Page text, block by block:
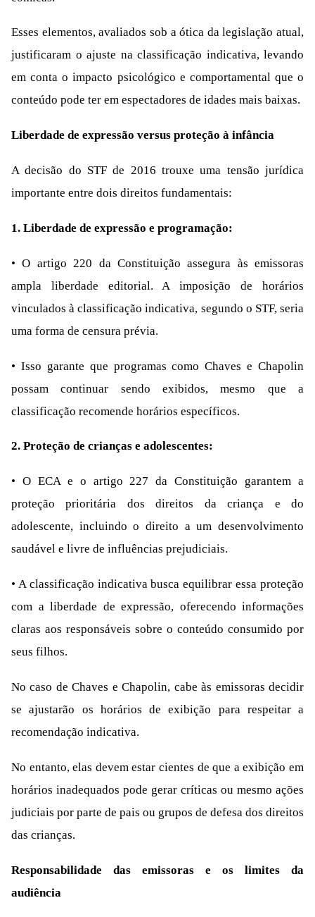
Esses elementos, avaliados sob a ótica da legislação atual,
justificaram o ajuste na classificação indicativa, levando
em conta o impacto psicológico e comportamental que o
conteúdo pode ter em espectadores de idades mais baixas.
Liberdade de expressão versus proteção à infância
A decisão do STF de 2016 trouxe uma tensão jurídica
importante entre dois direitos fundamentais:
1. Liberdade de expressão e programação:
• O artigo 220 da Constituição assegura às emissoras
ampla liberdade editorial. A imposição de horários
vinculados à classificação indicativa, segundo o STF, seria
uma forma de censura prévia.
• Isso garante que programas como Chaves e Chapolin
possam continuar sendo exibidos, mesmo que a
classificação recomende horários específicos.
2. Proteção de crianças e adolescentes:
• O ECA e o artigo 227 da Constituição garantem a
proteção prioritária dos direitos da criança e do
adolescente, incluindo o direito a um desenvolvimento
saudável e livre de influências prejudiciais.
• A classificação indicativa busca equilibrar essa proteção
com a liberdade de expressão, oferecendo informações
claras aos responsáveis sobre o conteúdo consumido por
seus filhos.
No caso de Chaves e Chapolin, cabe às emissoras decidir
se ajustarão os horários de exibição para respeitar a
recomendação indicativa.
No entanto, elas devem estar cientes de que a exibição em
horários inadequados pode gerar críticas ou mesmo ações
judiciais por parte de pais ou grupos de defesa dos direitos
das crianças.
Responsabilidade das emissoras e os limites da
audiência